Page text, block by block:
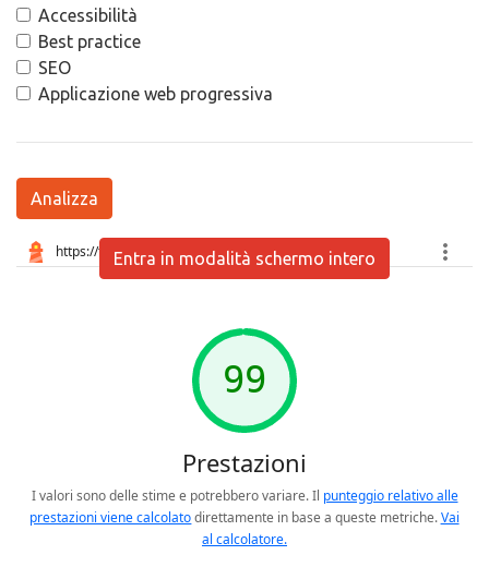
Accessibilità
Best practice
SEO
Applicazione web progressiva
Analizza
Entra in modalità schermo intero